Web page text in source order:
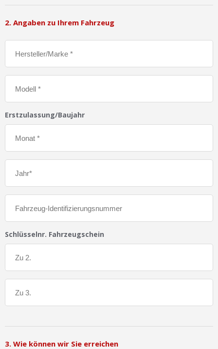
2. Angaben zu Ihrem Fahrzeug
Erstzulassung/Baujahr
Schlüsselnr. Fahrzeugschein
3. Wie können wir Sie erreichen